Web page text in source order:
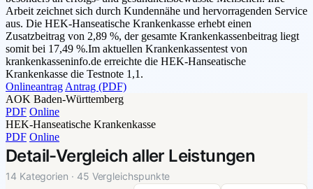
Arbeit zeichnet sich durch Kundennähe und hervorragenden Service
aus. Die HEK-Hanseatische Krankenkasse erhebt einen
Zusatzbeitrag von 2,89 %, der gesamte Krankenkassenbeitrag liegt
somit bei 17,49 %.Im aktuellen Krankenkassentest von
krankenkasseninfo.de erreichte die HEK-Hanseatische
Krankenkasse die Testnote 1,1.
Onlineantrag Antrag (PDF)
AOK Baden-Württemberg
PDF Online
HEK-Hanseatische Krankenkasse
PDF Online
Detail-Vergleich aller Leistungen
14 Kategorien · 45 Vergleichspunkte